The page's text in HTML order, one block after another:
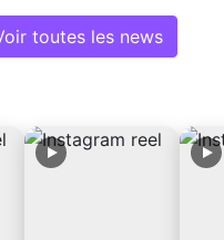
toutes les news